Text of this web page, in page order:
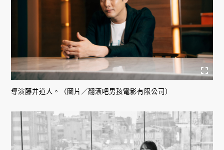
導演藤井道人。（圖片／翻滾吧男孩電影有限公司）